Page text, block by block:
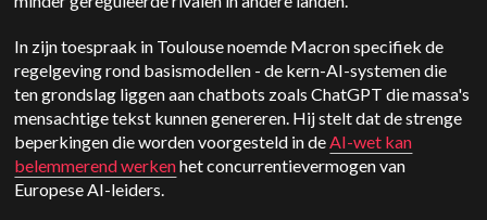
In zijn toespraak in Toulouse noemde Macron specifiek de
regelgeving rond basismodellen - de kern-AI-systemen die
ten grondslag liggen aan chatbots zoals ChatGPT die massa's
mensachtige tekst kunnen genereren. Hij stelt dat de strenge
beperkingen die worden voorgesteld in deAI-wet kan
belemmerend werkenhet concurrentievermogen van
Europese AI-leiders.